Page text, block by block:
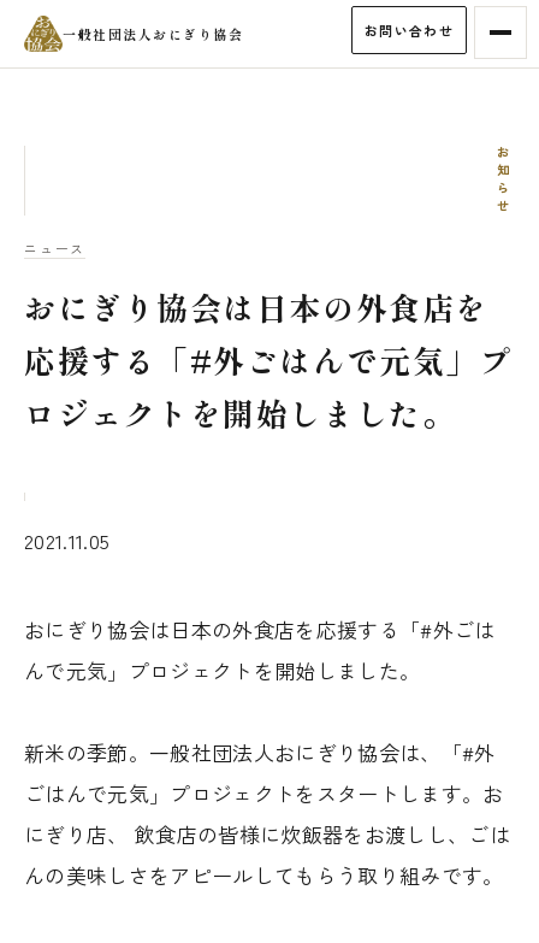
一般社団法人おにぎり協会 お問い合わせ
お知らせ
ニュース
おにぎり協会は日本の外食店を
応援する「#外ごはんで元気」プ
ロジェクトを開始しました。
2021.11.05
おにぎり協会は日本の外食店を応援する「#外ごは
んで元気」プロジェクトを開始しました。
新米の季節。一般社団法人おにぎり協会は、「#外
ごはんで元気」プロジェクトをスタートします。お
にぎり店、 飲食店の皆様に炊飯器をお渡しし、ごは
んの美味しさをアピールしてもらう取り組みです。